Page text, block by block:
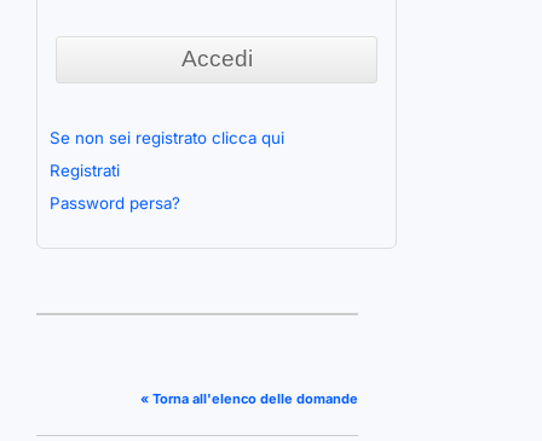
Se non sei registrato clicca qui
Registrati
Password persa?
« Torna all'elenco delle domande